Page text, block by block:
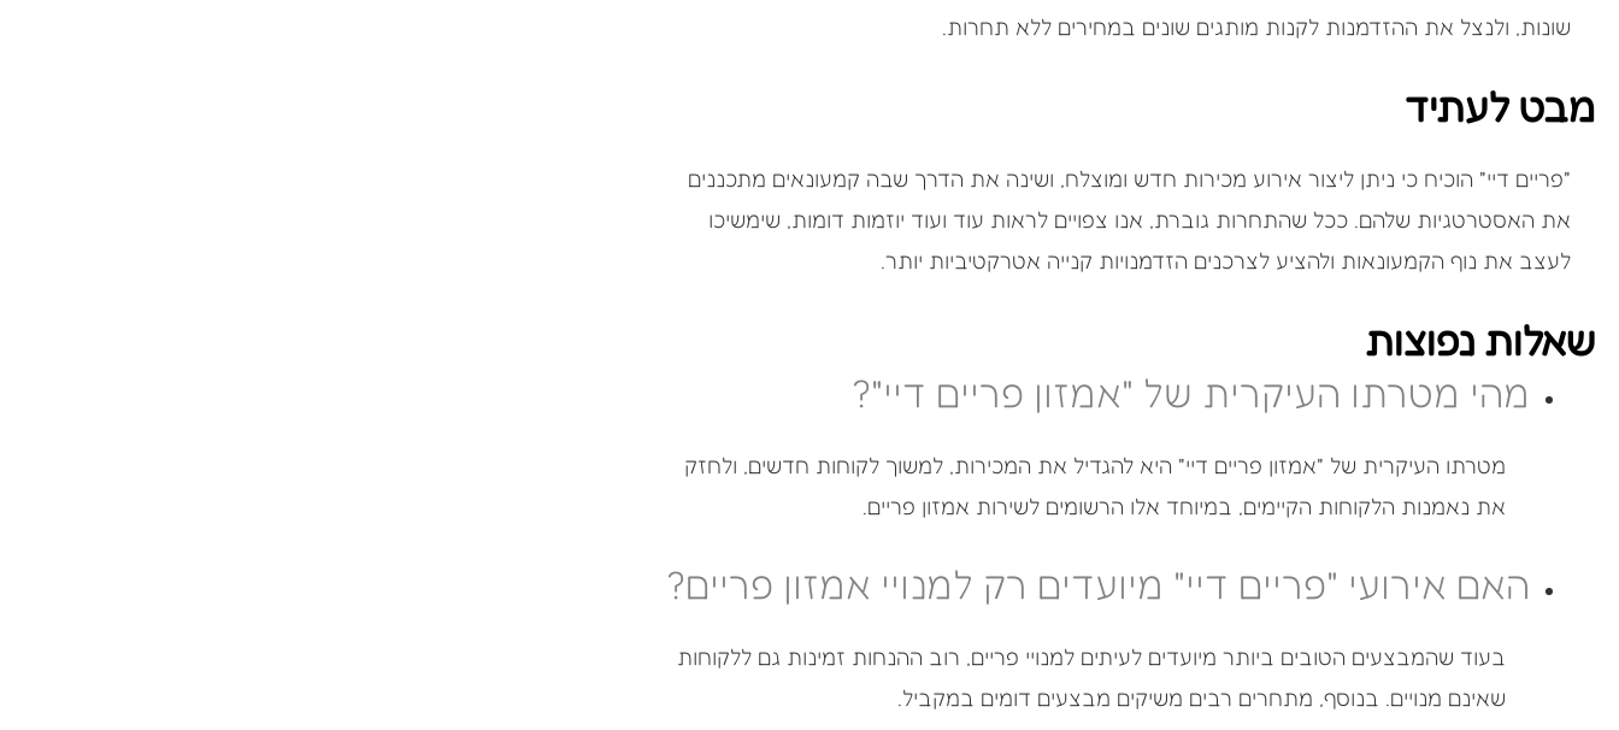
שונות, ולנצל את ההזדמנות לקנות מותגים שונים במחירים ללא תחרות.
מבט לעתיד
"פריים דיי" הוכיח כי ניתן ליצור אירוע מכירות חדש ומוצלח, ושינה את הדרך שבה קמעונאים מתכננים
את האסטרטגיות שלהם. ככל שהתחרות גוברת, אנו צפויים לראות עוד ועוד יוזמות דומות, שימשיכו
לעצב את נוף הקמעונאות ולהציע לצרכנים הזדמנויות קנייה אטרקטיביות יותר.
שאלות נפוצות
מהי מטרתו העיקרית של "אמזון פריים דיי"?
מטרתו העיקרית של "אמזון פריים דיי" היא להגדיל את המכירות, למשוך לקוחות חדשים, ולחזק
את נאמנות הלקוחות הקיימים, במיוחד אלו הרשומים לשירות אמזון פריים.
האם אירועי "פריים דיי" מיועדים רק למנויי אמזון פריים?
בעוד שהמבצעים הטובים ביותר מיועדים לעיתים למנויי פריים, רוב ההנחות זמינות גם ללקוחות
שאינם מנויים. בנוסף, מתחרים רבים משיקים מבצעים דומים במקביל.